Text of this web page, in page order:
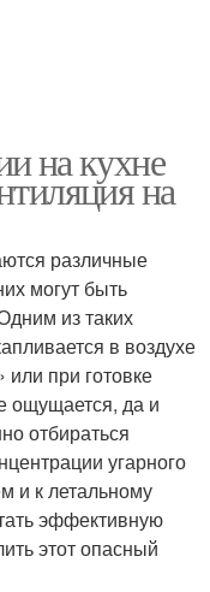
на кухне
на
различные
могут быть
из таких
в воздухе
или при готовке
ощущается, да и
отбираться
угарного
и к летальному
эффективную
этот опасный